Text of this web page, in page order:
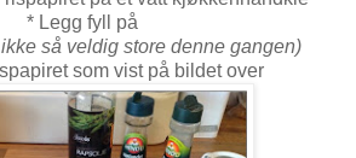
* Legg fyll på
så veldig store denne gangen)
som vist på bildet over